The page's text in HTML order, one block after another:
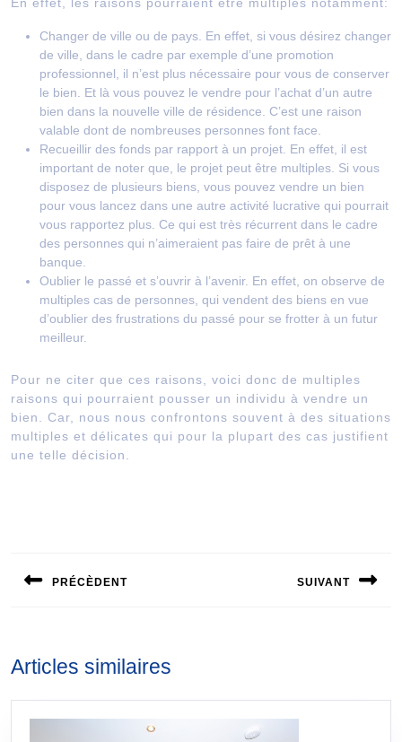
Changer de ville ou de pays. En effet, si vous désirez changer
de ville, dans le cadre par exemple d’une promotion
professionnel, il n’est plus nécessaire pour vous de conserver
le bien. Et là vous pouvez le vendre pour l’achat d’un autre
bien dans la nouvelle ville de résidence. C’est une raison
valable dont de nombreuses personnes font face.
Recueillir des fonds par rapport à un projet. En effet, il est
important de noter que, le projet peut être multiples. Si vous
disposez de plusieurs biens, vous pouvez vendre un bien
pour vous lancez dans une autre activité lucrative qui pourrait
vous rapportez plus. Ce qui est très récurrent dans le cadre
des personnes qui n’aimeraient pas faire de prêt à une
banque.
Oublier le passé et s’ouvrir à l’avenir. En effet, on observe de
multiples cas de personnes, qui vendent des biens en vue
d’oublier des frustrations du passé pour se frotter à un futur
meilleur.
Pour ne citer que ces raisons, voici donc de multiples
raisons qui pourraient pousser un individu à vendre un
bien. Car, nous nous confrontons souvent à des situations
multiples et délicates qui pour la plupart des cas justifient
une telle décision.
l’articlePRÉCÈDENT SUIVANT
Articles similaires